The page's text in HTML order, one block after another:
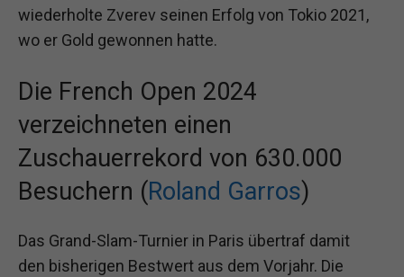
wiederholte Zverev seinen Erfolg von Tokio 2021,
wo er Gold gewonnen hatte.
Die French Open 2024
verzeichneten einen
Zuschauerrekord von 630.000
Besuchern (Roland Garros)
Das Grand-Slam-Turnier in Paris übertraf damit
den bisherigen Bestwert aus dem Vorjahr. Die